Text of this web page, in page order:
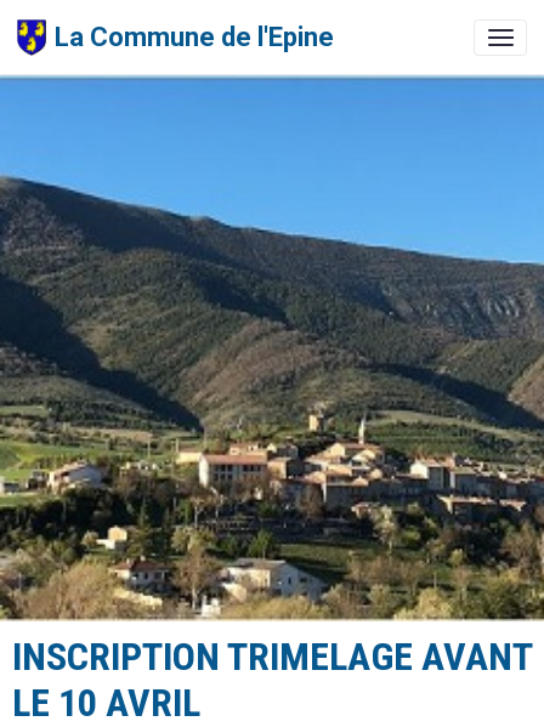
La Commune de l'Epine
INSCRIPTION TRIMELAGE AVANT
LE 10 AVRIL